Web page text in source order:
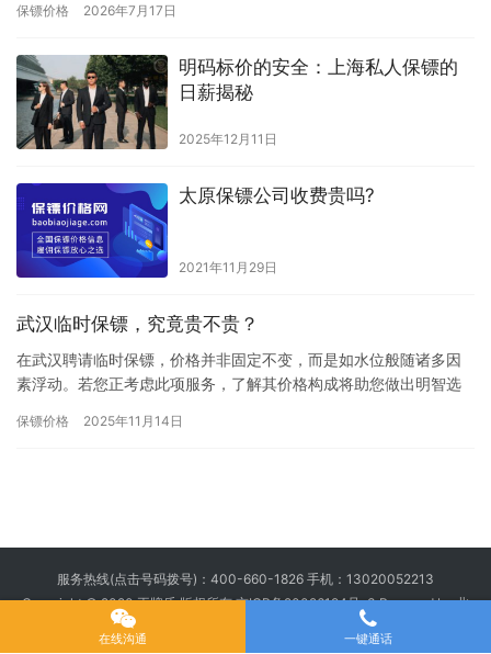
度…
保镖价格 2026年7月17日
明码标价的安全：上海私人保镖的
日薪揭秘
2025年12月11日
太原保镖公司收费贵吗?
2021年11月29日
武汉临时保镖，究竟贵不贵？
在武汉聘请临时保镖，价格并非固定不变，而是如水位般随诸多因
素浮动。若您正考虑此项服务，了解其价格构成将助您做出明智选
通常在…
保镖价格 2025年11月14日
服务热线(点击号码拨号)： 400-660-1826 手机： 13020052213
Copyright © 2020 王牌盾 版权所有京ICP备20026194号-3Powered by 北
在线沟通 一键通话